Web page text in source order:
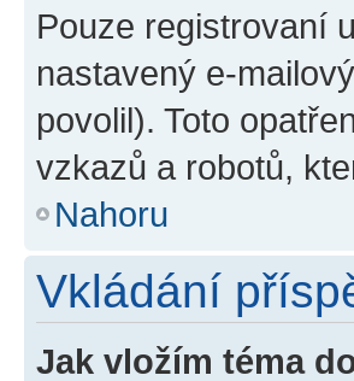
Pouze registrovaní
nastavený e-
povolil). Toto
vzkazů a robotů,
Nahoru
Vkládání
Jak vložím téma